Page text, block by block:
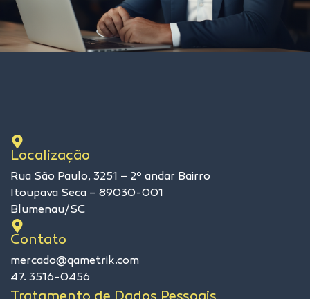
Localização
Rua São Paulo, 3251 – 2º andar Bairro
Itoupava Seca – 89030-001
Blumenau/SC
Contato
mercado@qametrik.com
47. 3516-0456